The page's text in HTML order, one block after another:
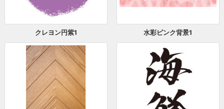
クレヨン円紫1 水彩ピンク背景1